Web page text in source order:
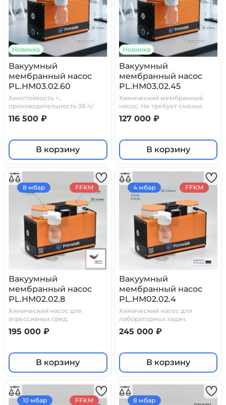
Новинка
Вакуумный
мембранный насос
PL.HM03.02.60
Химстойкость +,
производительность 38 л/
мин, 60 мбар.
116 500 ₽
В корзину
Новинка
Вакуумный
мембранный насос
PL.HM03.02.45
Химический мембранный
насос. Не требует смазки.
127 000 ₽
В корзину
Вакуумный
мембранный насос
PL.HM02.02.8
Химический насос для
агрессивных сред.
195 000 ₽
В корзину
8 мбар FFKM
Вакуумный
мембранный насос
PL.HM02.02.4
Химический насос для
лабораторных задач.
245 000 ₽
В корзину
4 мбар FFKM
10 мбар FFKM 8 мбар